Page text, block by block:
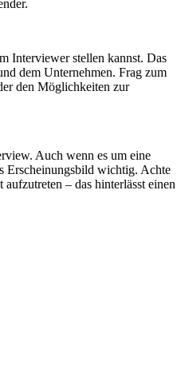
Interviewer stellen kannst. Das
dem Unternehmen. Frag zum
den Möglichkeiten zur
Auch wenn es um eine
Erscheinungsbild wichtig. Achte
– das hinterlässt einen